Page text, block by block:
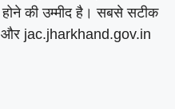
की उम्मीद है। सबसे सटीक
jac.jharkhand.gov.in